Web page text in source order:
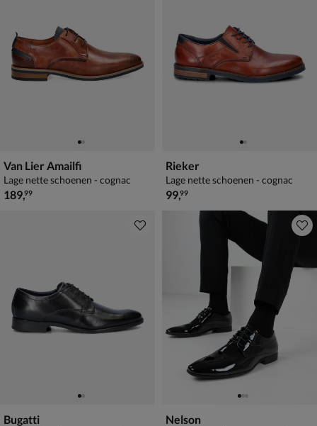
Van Lier Amailfi
Lage nette schoenen - cognac
€ 189,99
189,99
Rieker
Lage nette schoenen - cognac
€ 99,99
99,99
Bugatti Nelson